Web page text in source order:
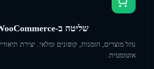
שליטה ב-WooCommerce
נהל מוצרים, הזמנות, קופונים ומלאי. יצירת
אוטומטית.